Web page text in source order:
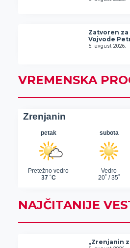
Zatvoren
Vojvode
5. avgust 2026.
VREMENSKA
NAJČITANIJE
„Zrenjanin